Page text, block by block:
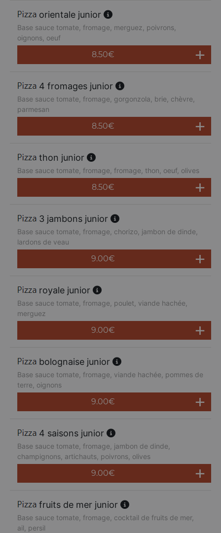
orientale junior
Base sauce tomate, fromage, merguez, poivrons,
oignons, oeuf
8.50€
4 fromages junior
Base sauce tomate, fromage, gorgonzola, brie, chèvre,
parmesan
8.50€
thon junior
Base sauce tomate, fromage, fromage, thon, oeuf, olives
8.50€
3 jambons junior
Base sauce tomate, fromage, chorizo, jambon de dinde,
lardons de veau
9.00€
royale junior
Base sauce tomate, fromage, poulet, viande hachée,
merguez
9.00€
bolognaise junior
Base sauce tomate, fromage, viande hachée, pommes de
terre, oignons
9.00€
4 saisons junior
Base sauce tomate, fromage, jambon de dinde,
champignons, artichauts, poivrons, olives
9.00€
fruits de mer junior
Base sauce tomate, fromage, cocktail de fruits de mer,
ail, persil